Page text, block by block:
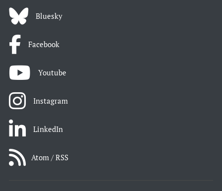
Bluesky
Facebook
Youtube
Instagram
LinkedIn
Atom / RSS